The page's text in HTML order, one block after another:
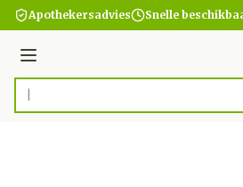
Ga naar de inhoud
Apothekersadvies Snelle
Menu
Product, merk, categorie...